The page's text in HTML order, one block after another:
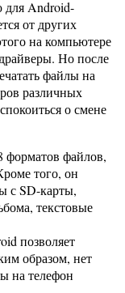
для Android-
от других
на компьютере
Но после
файлы на
различных
о смене
форматов файлов,
того, он
с SD-карты,
текстовые
позволяет
образом, нет
на телефон